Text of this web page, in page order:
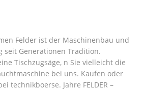
Felder ist der Maschinenbau und
seit Generationen Tradition.
Tischzugsäge, n Sie vielleicht die
bei uns. Kaufen oder
technikboerse. Jahre FELDER –